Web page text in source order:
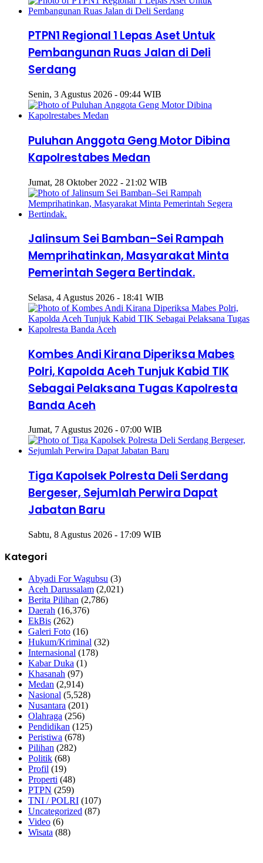
PTPN1 Regional 1 Lepas Aset Untuk
Pembangunan Ruas Jalan di Deli
Serdang
Senin, 3 Agustus 2026 - 09:44 WIB
Puluhan Anggota Geng Motor Dibina
Kapolrestabes Medan
Jumat, 28 Oktober 2022 - 21:02 WIB
Jalinsum Sei Bamban–Sei Rampah
Memprihatinkan, Masyarakat Minta
Pemerintah Segera Bertindak.
Selasa, 4 Agustus 2026 - 18:41 WIB
Kombes Andi Kirana Diperiksa Mabes
Polri, Kapolda Aceh Tunjuk Kabid TIK
Sebagai Pelaksana Tugas Kapolresta
Banda Aceh
Jumat, 7 Agustus 2026 - 07:00 WIB
Tiga Kapolsek Polresta Deli Serdang
Bergeser, Sejumlah Perwira Dapat
Jabatan Baru
Sabtu, 8 Agustus 2026 - 17:09 WIB
Kategori
Abyadi For Wagubsu (3)
Aceh Darussalam (2,021)
Berita Pilihan (2,786)
Daerah (16,376)
EkBis (262)
Galeri Foto (16)
Hukum/Kriminal (32)
Internasional (178)
Kabar Duka (1)
Khasanah (97)
Medan (2,914)
Nasional (5,528)
Nusantara (201)
Olahraga (256)
Pendidikan (125)
Peristiwa (678)
Pilihan (282)
Politik (68)
Profil (19)
Properti (48)
PTPN (259)
TNI / POLRI (107)
Uncategorized (87)
Video (6)
Wisata (88)